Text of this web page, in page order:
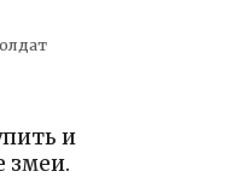
и
змеи.